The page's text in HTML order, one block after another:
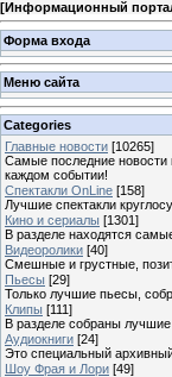
[Информационный
Форма входа
Меню сайта
Categories
Главные новости [10265]
Самые последние новости
каждом событии!
Спектакли OnLine [158]
Лучшие спектакли
Кино и сериалы [1301]
В разделе находятся
Видеоролики [40]
Смешные и грустные,
Пьесы [29]
Только лучшие пьесы,
Клипы [111]
В разделе собраны
Аудиокниги [24]
Это специальный
Шоу Фрая и Лори [49]